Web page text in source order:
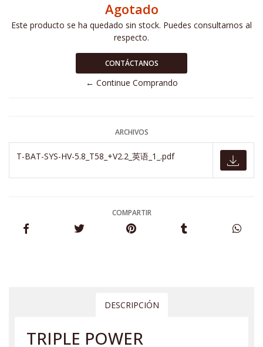
Agotado
Este producto se ha quedado sin stock. Puedes consultarnos al
respecto.
CONTÁCTANOS
← Continue Comprando
ARCHIVOS
T-BAT-SYS-HV-5.8_T58_+V2.2_英语_1_.pdf
COMPARTIR
DESCRIPCIÓN
TRIPLE POWER